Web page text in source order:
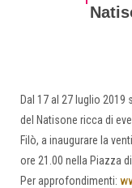
Dal 17 al 27 luglio 2019
del Natisone ricca di
Filò, a inaugurare la
ore 21.00 nella Piazza
Per approfondimenti: